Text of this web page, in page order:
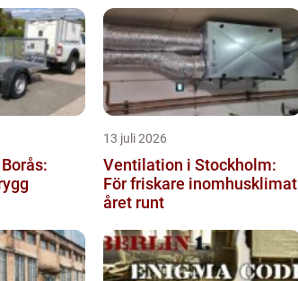
13 juli 2026
Ventilation i Stockholm:
För friskare inomhusklimat
året runt